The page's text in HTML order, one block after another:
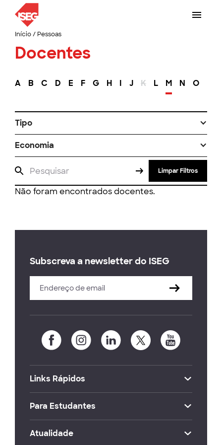
Início/ Pessoas
Docentes
A B C D E F G H I J K L M N O
Tipo
Economia
Limpar Filtros
Não foram encontrados docentes.
Subscreva a newsletter do ISEG
Links Rápidos
Para Estudantes
Atualidade